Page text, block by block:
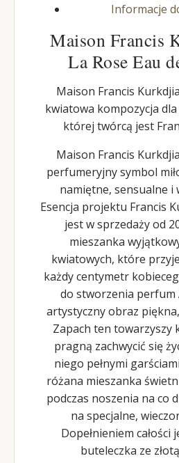
Informacje
Maison Francis
La Rose Eau
Maison Francis
kwiatowa kompozycja
której twórcą jest
Maison Francis
perfumeryjny symbol
namiętne, sensualne i
Esencja projektu Francis
jest w sprzedaży od
mieszanka
kwiatowych, które
każdy centymetr
do stworzenia perfum
artystyczny obraz
Zapach ten towarzyszy
pragną zachwycić się
niego pełnymi
różana mieszanka
podczas noszenia na co
na specjalne,
Dopełnieniem
buteleczka ze